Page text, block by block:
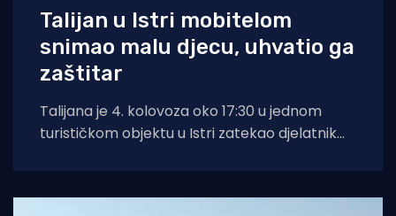
Talijan u Istri mobitelom
snimao malu djecu, uhvatio ga
zaštitar
Talijana je 4. kolovoza oko 17:30 u jednom
turističkom objektu u Istri zatekao djelatnik